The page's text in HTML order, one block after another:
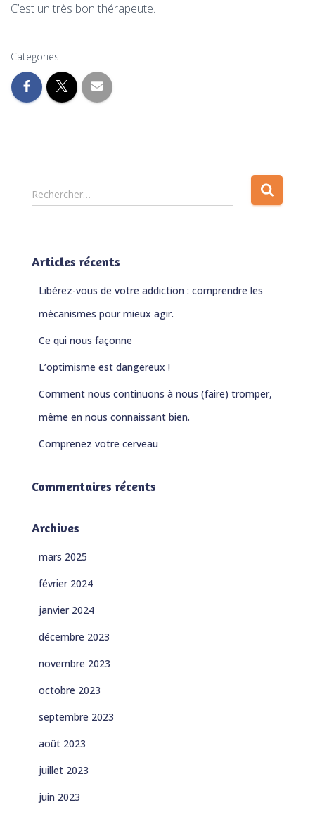
C’est un très bon thérapeute.
Categories:
R
e
r
Rechercher…
Articles récents
Libérez-vous de votre addiction : comprendre les
mécanismes pour mieux agir.
Ce qui nous façonne
L’optimisme est dangereux !
Comment nous continuons à nous (faire) tromper,
même en nous connaissant bien.
Comprenez votre cerveau
Commentaires récents
Archives
mars 2025
février 2024
janvier 2024
décembre 2023
novembre 2023
octobre 2023
septembre 2023
août 2023
juillet 2023
juin 2023